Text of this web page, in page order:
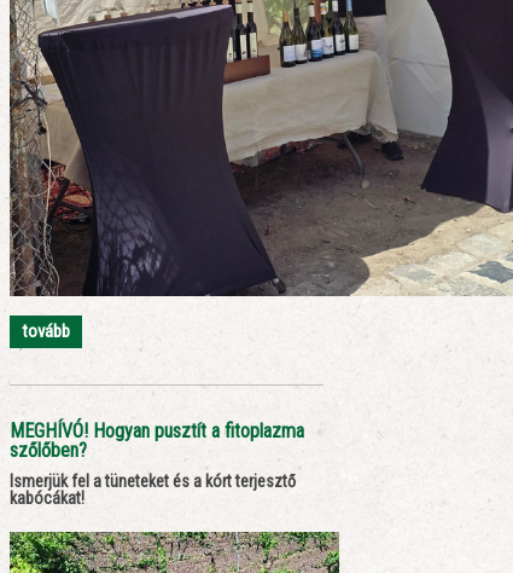
tovább
MEGHÍVÓ! Hogyan pusztít a fitoplazma
szőlőben?
Ismerjük fel a tüneteket és a kórt terjesztő
kabócákat!